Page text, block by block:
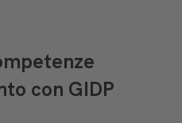
con GIDP